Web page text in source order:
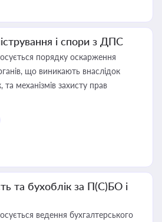
і спори з ДПС
порядку оскарження
що виникають внаслідок
та механізмів захисту прав
та бухоблік за П(С)БО і
ведення бухгалтерського